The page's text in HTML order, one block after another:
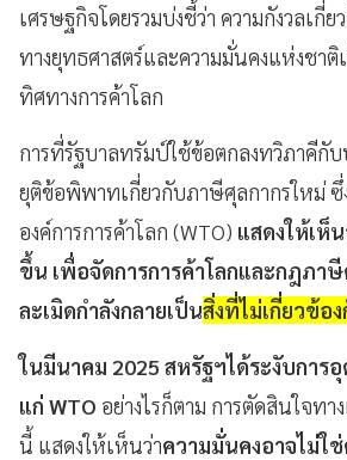
เศรษฐกิจโดยรวมบ่งชี้ว่า ความกังวลเกี่
ทางยุทธศาสตร์และความมั่นคงแห่งชา
ทิศทางการค้าโลก
การที่รัฐบาลทรัมป์ใช้ข้อตกลงทวิภาคีกั
ยุติข้อพิพาทเกี่ยวกับภาษีศุลกากรใหม่
องค์การการค้าโลก (WTO) แสดงให้เห็
ขึ้น เพื่อจัดการการค้าโลกและกฎภาษี
ละเมิดกำลังกลายเป็นสิ่งที่ไม่เกี่ยวข้อ
ในมีนาคม 2025 สหรัฐฯได้ระงับกา
แก่ WTO อย่างไรก็ตาม การตัดสินใจทา
นี้ แสดงให้เห็นว่าความมั่นคงอาจไม่ใ